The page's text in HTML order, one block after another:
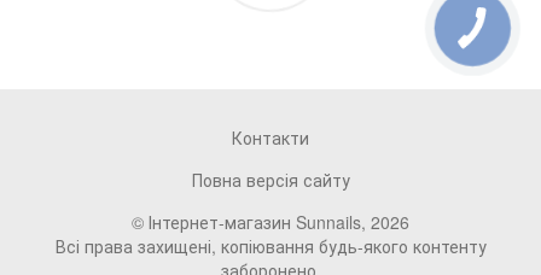
Контакти
Повна версія сайту
© Інтернет-магазин Sunnails, 2026
Всі права захищені, копіювання будь-якого контенту
заборонено.